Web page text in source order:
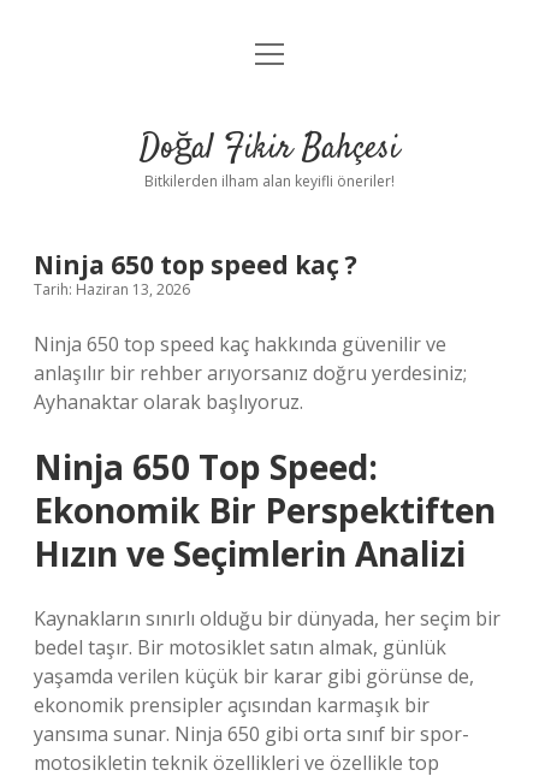
Anasayfa
Yasal Uyarı
menüyü
Doğal Fikir Bahçesi
Bitkilerden ilham alan keyifli öneriler!
Ninja 650 top speed kaç ?
Tarih: Haziran 13, 2026
Ninja 650 top speed kaç hakkında güvenilir ve
anlaşılır bir rehber arıyorsanız doğru yerdesiniz;
Ayhanaktar olarak başlıyoruz.
Ninja 650 Top Speed:
Ekonomik Bir Perspektiften
Hızın ve Seçimlerin Analizi
Kaynakların sınırlı olduğu bir dünyada, her seçim bir
bedel taşır. Bir motosiklet satın almak, günlük
yaşamda verilen küçük bir karar gibi görünse de,
ekonomik prensipler açısından karmaşık bir
yansıma sunar. Ninja 650 gibi orta sınıf bir spor-
motosikletin teknik özellikleri ve özellikle top